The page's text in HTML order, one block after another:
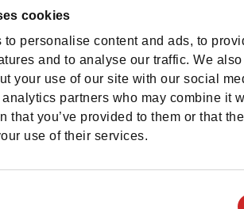
cookies
to personalise content and ads, to
and to analyse our traffic. We
your use of our site with our social
partners who may combine it
that you’ve provided to them or that
use of their services.